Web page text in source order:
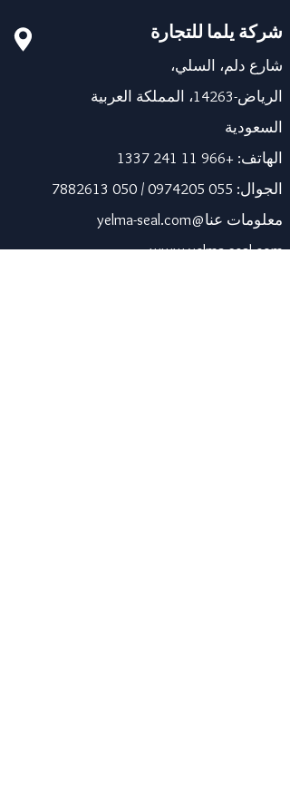
شركة يلما للتجارة
شارع دلم، السلي،
الرياض-14263، المملكة العربية
السعودية
الهاتف: +966 11 241 1337
الجوال: 055 0974205
/
050 7882613
معلومات عنا@yelma-seal.com
www.yelma-seal.com